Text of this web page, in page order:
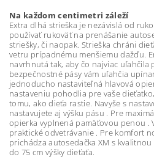
Na každom centimetri záleží
Extra dlhá strieška je nezávislá od
používať rukoväť na prenášanie
striešky, či naopak. Strieška chráni
vetru prípadnému menšiemu dažďu.
navrhnutá tak, aby čo najviac uľahčila
bezpečnostné pásy vám uľahčia
jednoducho nastaviteľná hlavová
nastaveniu pohodlia pre vaše
tomu, ako dieťa rastie. Navyše s
nastavujete aj výšku pásu . Pre
opierka vyplnená pamäťovou penou .
praktické odvetrávanie . Pre komfort
prichádza autosedačka XM s
do 75 cm výšky dieťaťa.